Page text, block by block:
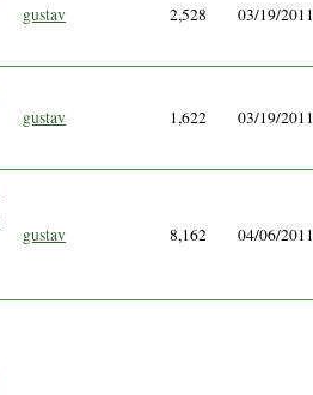
gustav 2,528 03/19/
gustav 1,622 03/19/
gustav 8,162 04/06/